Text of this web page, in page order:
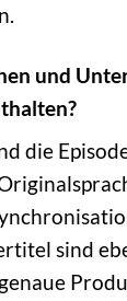
und
die
sind